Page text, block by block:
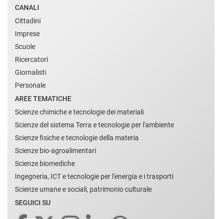
CANALI
Cittadini
Imprese
Scuole
Ricercatori
Giornalisti
Personale
AREE TEMATICHE
Scienze chimiche e tecnologie dei materiali
Scienze del sistema Terra e tecnologie per l'ambiente
Scienze fisiche e tecnologie della materia
Scienze bio-agroalimentari
Scienze biomediche
Ingegneria, ICT e tecnologie per l'energia e i trasporti
Scienze umane e sociali, patrimonio culturale
SEGUICI SU